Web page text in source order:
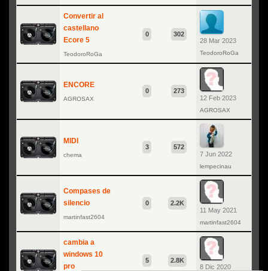
Convertir al
castellano
Ecore 5
TeodoroRoGa
0
302
28 Mar 2023
TeodoroRoGa
ENCORE
AGROSAX
0
273
12 Feb 2023
AGROSAX
MIDI
chema
3
572
7 Jun 2022
lempecinau
Compases de
silencio
martinfast2604
0
2.2K
11 May 2021
martinfast2604
cambia a
windows 10
pro
5
2.8K
8 Dic 2020